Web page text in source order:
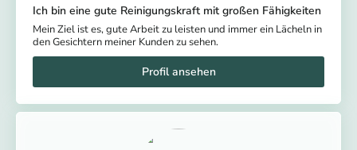
Ich bin eine gute Reinigungskraft mit großen Fähigkeiten
Mein Ziel ist es, gute Arbeit zu leisten und immer ein Lächeln in
den Gesichtern meiner Kunden zu sehen.